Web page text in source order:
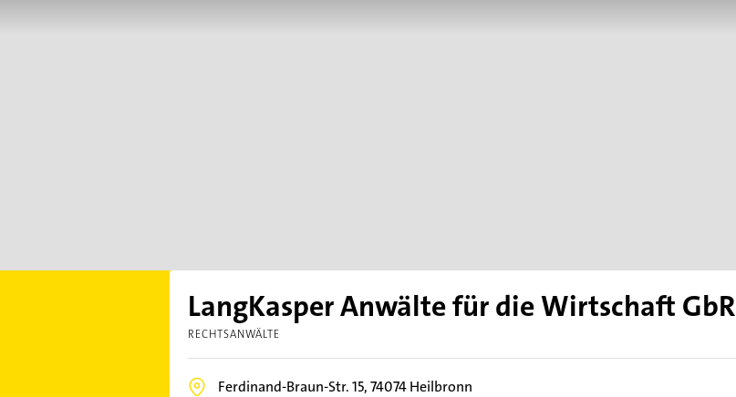
LangKasper Anwälte für die Wirtschaft GbR
RECHTSANWÄLTE
Ferdinand-Braun-Str. 15,74074Heilbronn